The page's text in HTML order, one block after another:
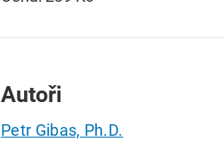
Autoři
Petr Gibas, Ph.D.